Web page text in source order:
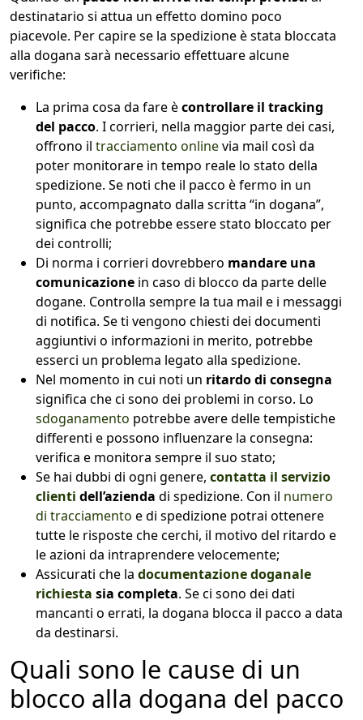
destinatario si attua un effetto domino poco
piacevole. Per capire se la spedizione è stata bloccata
alla dogana sarà necessario effettuare alcune
verifiche:
La prima cosa da fare ècontrollare il tracking
del pacco. I corrieri, nella maggior parte dei casi,
offrono il tracciamento onlinevia mail così da
poter monitorare in tempo reale lo stato della
spedizione. Se noti che il pacco è fermo in un
punto, accompagnato dalla scritta “in dogana”,
significa che potrebbe essere stato bloccato per
dei controlli;
Di norma i corrieri dovrebbero mandare una
comunicazione in caso di blocco da parte delle
dogane. Controlla sempre la tua mail e i messaggi
di notifica. Se ti vengono chiesti dei documenti
aggiuntivi o informazioni in merito, potrebbe
esserci un problema legato alla spedizione.
Nel momento in cui noti un ritardo di consegna
significa che ci sono dei problemi in corso. Lo
sdoganamento potrebbe avere delle tempistiche
differenti e possono influenzare la consegna:
verifica e monitora sempre il suo stato;
Se hai dubbi di ogni genere, contatta il servizio
clienti dell’azienda di spedizione. Con il numero
di tracciamento e di spedizione potrai ottenere
tutte le risposte che cerchi, il motivo del ritardo e
le azioni da intraprendere velocemente;
Assicurati che la documentazione doganale
richiesta sia completa. Se ci sono dei dati
mancanti o errati, la dogana blocca il pacco a data
da destinarsi.
Quali sono le cause di un
blocco alla dogana del pacco